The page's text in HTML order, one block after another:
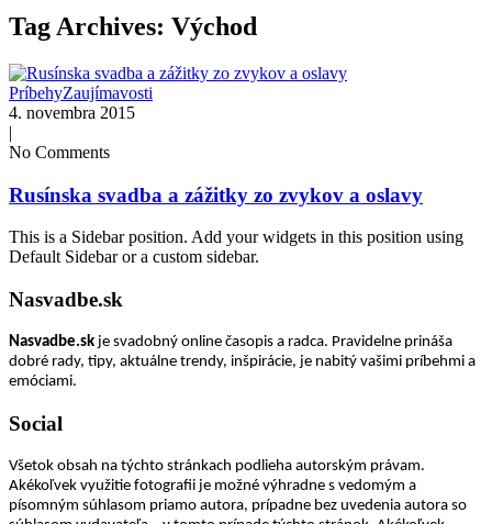
Tag Archives: Východ
PríbehyZaujímavosti
4. novembra 2015
|
No Comments
Rusínska svadba a zážitky zo zvykov a oslavy
This is a Sidebar position. Add your widgets in this position using
Default Sidebar or a custom sidebar.
Nasvadbe.sk
Nasvadbe.sk je svadobný online časopis a radca. Pravidelne prináša
dobré rady, tipy, aktuálne trendy, inšpirácie, je nabitý vašimi príbehmi a
emóciami.
Social
Všetok obsah na týchto stránkach podlieha autorským právam.
Akékoľvek využitie fotografii je možné výhradne s vedomým a
písomným súhlasom priamo autora, prípadne bez uvedenia autora so